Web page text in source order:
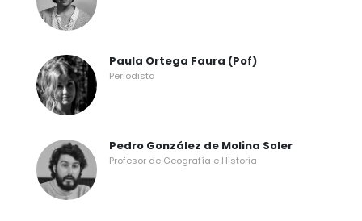
Paula Ortega Faura (Pof)
Periodista
Pedro González de Molina Soler
Profesor de Geografía e Historia